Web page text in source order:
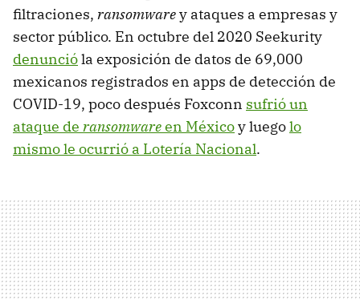
filtraciones, ransomwarey ataques a empresas y
sector público. En octubre del 2020 Seekurity
denuncióla exposición de datos de 69,000
mexicanos registrados en apps de detección de
COVID-19, poco después Foxconn sufrió un
ataque de ransomwareen Méxicoy luegolo
mismo le ocurrió a Lotería Nacional.